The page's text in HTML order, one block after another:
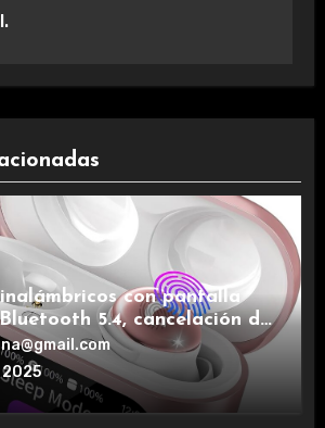
con pantalla
5.4, cancelación de
y de larga duración.
2025